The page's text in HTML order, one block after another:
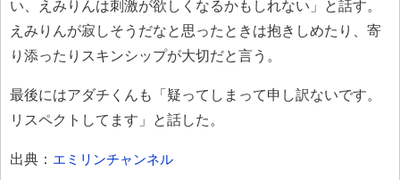
い、えみりんは刺激が欲しくなるかもしれない」と話す。
えみりんが寂しそうだなと思ったときは抱きしめたり、寄
り添ったりスキンシップが大切だと言う。
最後にはアダチくんも「疑ってしまって申し訳ないです。
リスペクトしてます」と話した。
出典： エミリンチャンネル